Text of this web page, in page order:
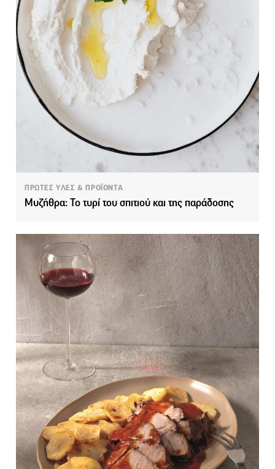
ΠΡΩΤΕΣ ΥΛΕΣ & ΠΡΟΪΟΝΤΑ
Μυζήθρα: Το τυρί του σπιτιού και της παράδοσης